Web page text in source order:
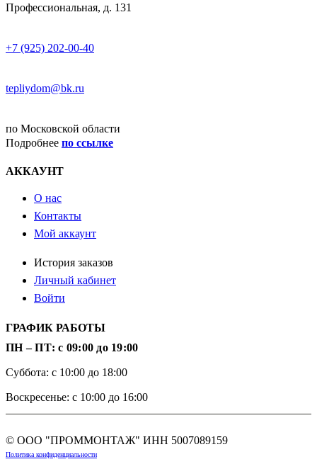
Профессиональная, д. 131
+7 (925) 202-00-40
tepliydom@bk.ru
по Московской области
Подробнее по ссылке
АККАУНТ
О нас
Контакты
Мой аккаунт
История заказов
Личный кабинет
Войти
ГРАФИК РАБОТЫ
ПН – ПТ: с 09:00 до 19:00
Суббота: с 10:00 до 18:00
Воскресенье: с 10:00 до 16:00
© ООО "ПРОММОНТАЖ" ИНН 5007089159
Политика конфиденциальности